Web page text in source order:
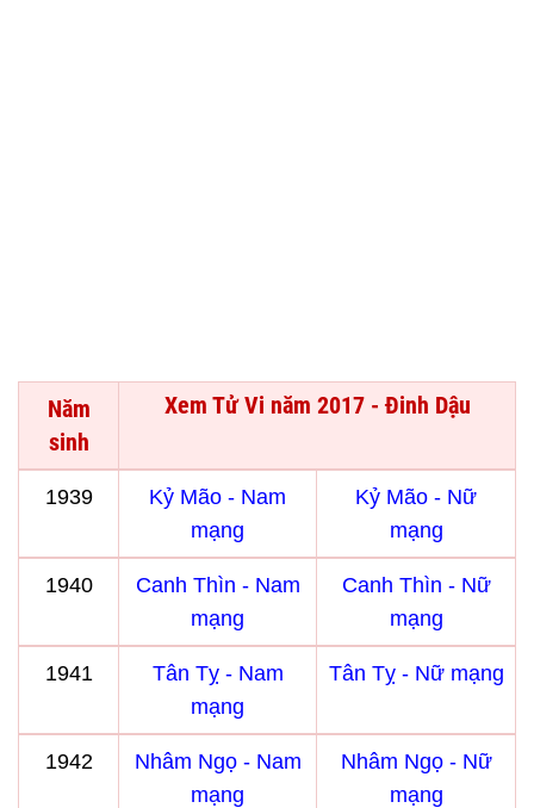
Năm
sinh
Xem Tử Vi năm 2017 - Đinh Dậu
1939
Kỷ Mão - Nam
mạng
Kỷ Mão - Nữ
mạng
1940
Canh Thìn - Nam
mạng
Canh Thìn - Nữ
mạng
1941
Tân Tỵ - Nam
mạng
Tân Tỵ - Nữ mạng
1942
Nhâm Ngọ - Nam
mạng
Nhâm Ngọ - Nữ
mạng